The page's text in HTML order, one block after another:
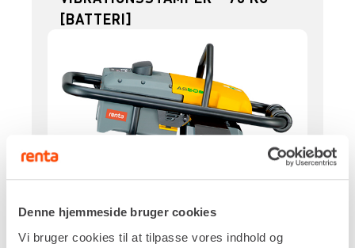
Denne hjemmeside bruger cookies
Vi bruger cookies til at tilpasse vores indhold og
[BATTERI]